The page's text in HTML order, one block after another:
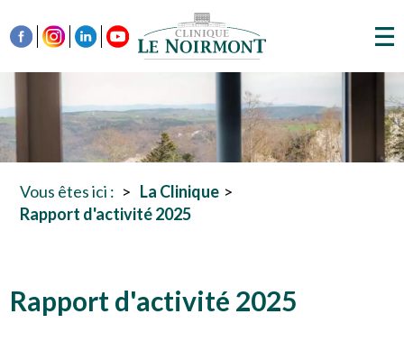
Vous êtes ici :
La Clinique
Rapport d'activité 2025
Rapport d'activité 2025